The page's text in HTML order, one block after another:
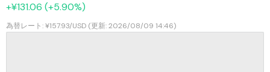
+¥131.06 (+5.90%)
為替レート: ¥157.93/USD (更新: 2026/08/09 14:46)